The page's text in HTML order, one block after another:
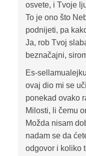
osvete, i Tvoje
To je ono što
podnijeti, pa
Ja, rob Tvoj
beznačajni,
Es-
ovaj dio mi se
ponekad ovako
Milosti, li čemu
Možda nisam
nadam se da
odgovor i koliko